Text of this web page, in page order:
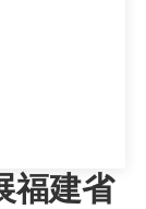
福建省